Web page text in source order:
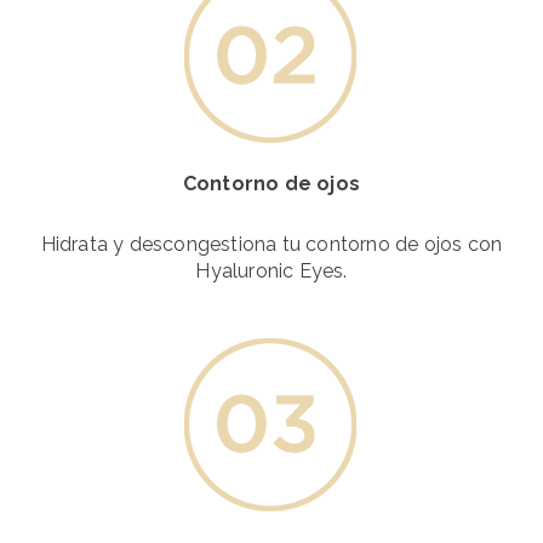
Contorno de ojos
Hidrata y descongestiona tu contorno de ojos con
Hyaluronic Eyes.